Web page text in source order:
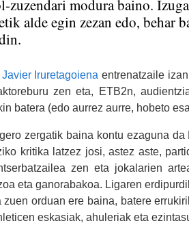
zuzendari modura baino.
alde egin zezan edo, behar
Javier Iruretagoiena entrenatzaile
zen eta, ETB2n,
batera (edo aurrez aurre, hobeto
zergatik baina kontu ezaguna
kritika latzez josi, astez aste,
zen eta jokalarien
eta ganorabakoa. Ligaren
zuen orduan ere baina, batere
eskasiak, ahuleriak eta